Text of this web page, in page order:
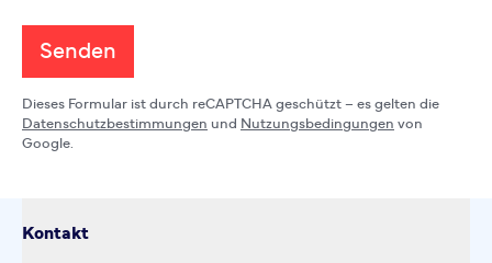
Senden
Dieses Formular ist durch reCAPTCHA geschützt – es gelten die
Datenschutzbestimmungen und Nutzungsbedingungen von
Google.
Kontakt